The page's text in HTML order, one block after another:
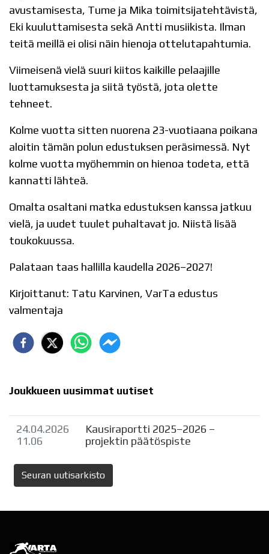
avustamisesta, Tume ja Mika toimitsijatehtävistä,
Eki kuuluttamisesta sekä Antti musiikista. Ilman
teitä meillä ei olisi näin hienoja ottelutapahtumia.
Viimeisenä vielä suuri kiitos kaikille pelaajille
luottamuksesta ja siitä työstä, jota olette
tehneet.
Kolme vuotta sitten nuorena 23-vuotiaana poikana
aloitin tämän polun edustuksen peräsimessä. Nyt
kolme vuotta myöhemmin on hienoa todeta, että
kannatti lähteä.
Omalta osaltani matka edustuksen kanssa jatkuu
vielä, ja uudet tuulet puhaltavat jo. Niistä lisää
toukokuussa.
Palataan taas hallilla kaudella 2026–2027!
Kirjoittanut: Tatu Karvinen, VarTa edustus
valmentaja
Joukkueen uusimmat uutiset
24.04.2026
11.06
​Kausiraportti 2025–2026 –
projektin päätöspiste
Seuran uutisarkisto